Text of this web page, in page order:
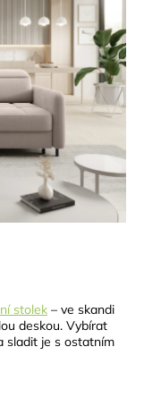
stolek – ve skandi
deskou. Vybírat
sladit je s ostatním